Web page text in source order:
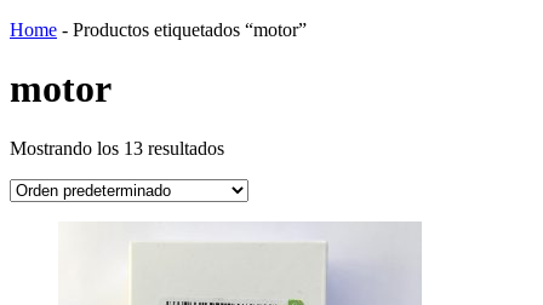
Home - Productos etiquetados “motor”
motor
Mostrando los 13 resultados